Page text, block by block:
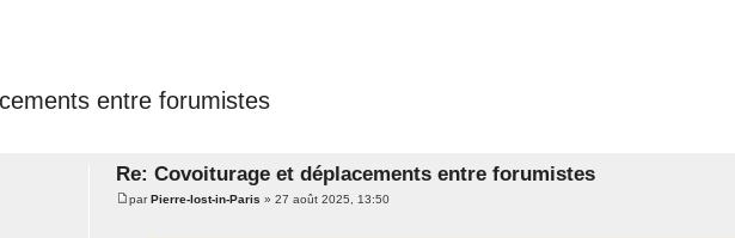
entre forumistes
Re: Covoiturage et déplacements entre forumistes
M
parPierre-lost-in-Paris » 27 août 2025, 13:50